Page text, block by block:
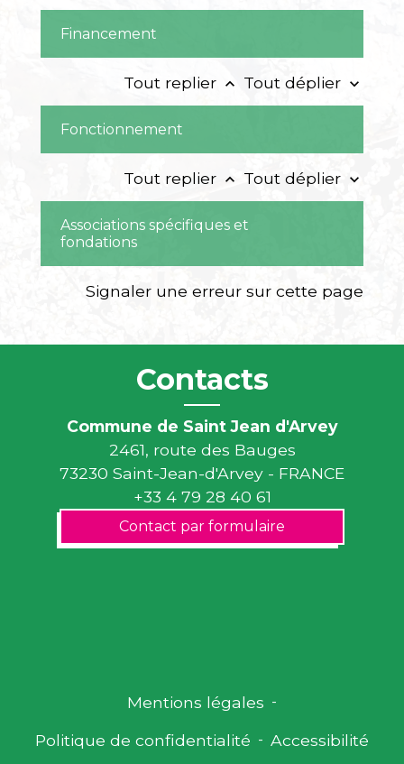
Financement
Tout replier keyboard_arrow_up Tout déplier keyboard_arrow_down
Fonctionnement
Tout replier keyboard_arrow_up Tout déplier keyboard_arrow_down
Associations spécifiques et
fondations
Signaler une erreur sur cette page
Contacts
Commune de Saint Jean d'Arvey
2461, route des Bauges
73230 Saint-Jean-d'Arvey - FRANCE
+33 4 79 28 40 61
Contact par formulaire
Mentions légales -
Politique de confidentialité - Accessibilité